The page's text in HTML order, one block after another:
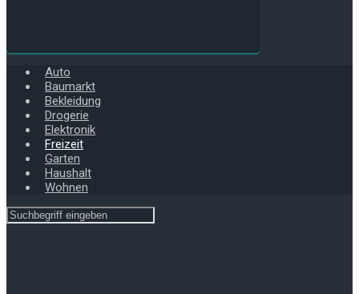
Auto
Baumarkt
Bekleidung
Drogerie
Elektronik
Freizeit
Garten
Haushalt
Wohnen